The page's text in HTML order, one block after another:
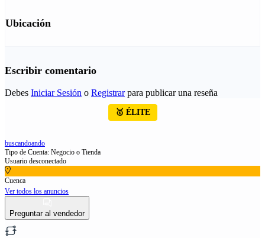
Ubicación
Escribir comentario
Debes Iniciar Sesión o Registrarpara publicar una reseña
🥇 ÉLITE
buscandoando
Tipo de Cuenta: Negocio o Tienda
Usuario desconectado
Cuenca
Ver todos los anuncios
Preguntar al vendedor